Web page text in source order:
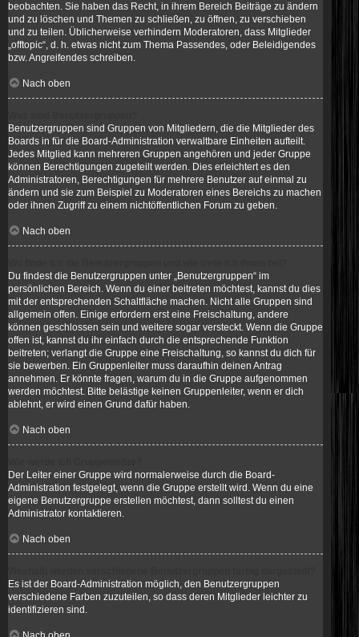
beobachten. Sie haben das Recht, in ihrem Bereich Beiträge zu ändern
und zu löschen und Themen zu schließen, zu öffnen, zu verschieben
und zu teilen. Üblicherweise verhindern Moderatoren, dass Mitglieder
„offtopic“, d. h. etwas nicht zum Thema Passendes, oder Beleidigendes
bzw. Angreifendes schreiben.
Nach oben
Benutzergruppen sind Gruppen von Mitgliedern, die die Mitglieder des
Boards in für die Board-Administration verwaltbare Einheiten aufteilt.
Jedes Mitglied kann mehreren Gruppen angehören und jeder Gruppe
können Berechtigungen zugeteilt werden. Dies erleichtert es den
Administratoren, Berechtigungen für mehrere Benutzer auf einmal zu
ändern und sie zum Beispiel zu Moderatoren eines Bereichs zu machen
oder ihnen Zugriff zu einem nichtöffentlichen Forum zu geben.
Nach oben
Du findest die Benutzergruppen unter „Benutzergruppen“ im
persönlichen Bereich. Wenn du einer beitreten möchtest, kannst du dies
mit der entsprechenden Schaltfläche machen. Nicht alle Gruppen sind
allgemein offen. Einige erfordern erst eine Freischaltung, andere
können geschlossen sein und weitere sogar versteckt. Wenn die Gruppe
offen ist, kannst du ihr einfach durch die entsprechende Funktion
beitreten; verlangt die Gruppe eine Freischaltung, so kannst du dich für
sie bewerben. Ein Gruppenleiter muss daraufhin deinen Antrag
annehmen. Er könnte fragen, warum du in die Gruppe aufgenommen
werden möchtest. Bitte belästige keinen Gruppenleiter, wenn er dich
ablehnt, er wird einen Grund dafür haben.
Nach oben
Der Leiter einer Gruppe wird normalerweise durch die Board-
Administration festgelegt, wenn die Gruppe erstellt wird. Wenn du eine
eigene Benutzergruppe erstellen möchtest, dann solltest du einen
Administrator kontaktieren.
Nach oben
Es ist der Board-Administration möglich, den Benutzergruppen
verschiedene Farben zuzuteilen, so dass deren Mitglieder leichter zu
identifizieren sind.